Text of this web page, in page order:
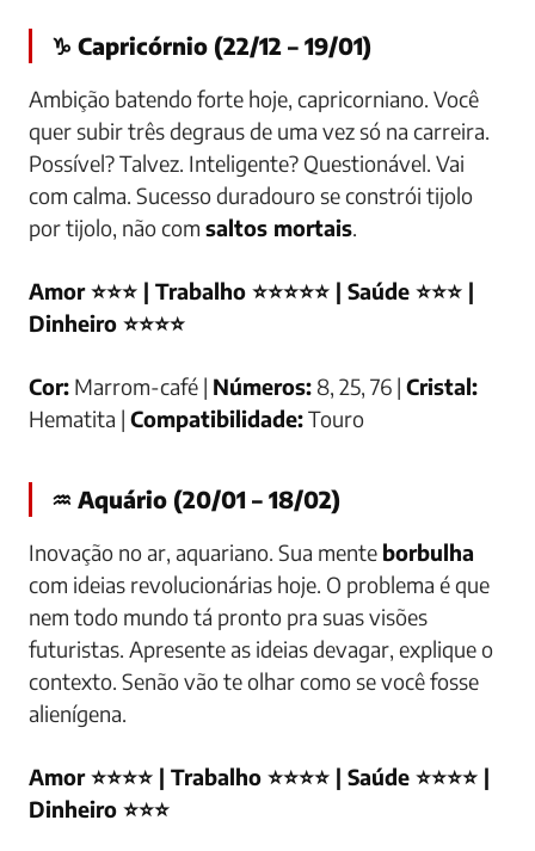
♑ Capricórnio (22/12 – 19/01)
Ambição batendo forte hoje, capricorniano. Você
quer subir três degraus de uma vez só na carreira.
Possível? Talvez. Inteligente? Questionável. Vai
com calma. Sucesso duradouro se constrói tijolo
por tijolo, não com saltos mortais.
Amor ⭐⭐⭐ | Trabalho ⭐⭐⭐⭐⭐ | Saúde ⭐⭐⭐ |
Dinheiro ⭐⭐⭐⭐
Cor: Marrom-café | Números: 8, 25, 76 | Cristal:
Hematita | Compatibilidade:Touro
♒ Aquário (20/01 – 18/02)
Inovação no ar, aquariano. Sua mente borbulha
com ideias revolucionárias hoje. O problema é que
nem todo mundo tá pronto pra suas visões
futuristas. Apresente as ideias devagar, explique o
contexto. Senão vão te olhar como se você fosse
alienígena.
Amor ⭐⭐⭐⭐ | Trabalho ⭐⭐⭐⭐ | Saúde ⭐⭐⭐⭐ |
Dinheiro ⭐⭐⭐